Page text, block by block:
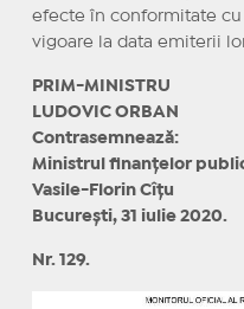
efecte în conformitate
vigoare la data emiterii
PRIM-MINISTRU
LUDOVIC ORBAN
Contrasemnează:
Ministrul finanțelor
Vasile-Florin Cîțu
București, 31 iulie 2020.
Nr. 129.